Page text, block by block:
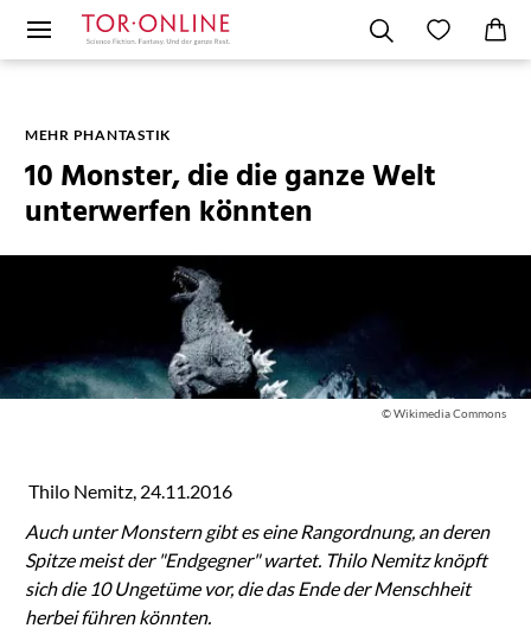
MEHR PHANTASTIK
10 Monster, die die ganze Welt
unterwerfen könnten
© Wikimedia Commons
Thilo Nemitz, 24.11.2016
Auch unter Monstern gibt es eine Rangordnung, an deren
Spitze meist der "Endgegner" wartet. Thilo Nemitz knöpft
sich die 10 Ungetüme vor, die das Ende der Menschheit
herbei führen könnten.